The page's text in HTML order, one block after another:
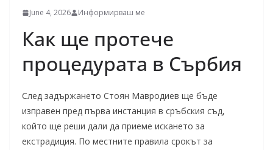
June 4, 2026 Информирваш ме
Как ще протече
процедурата в Сърбия
След задържането Стоян Мавродиев ще бъде
изправен пред първа инстанция в сръбския съд,
който ще реши дали да приеме искането за
екстрадиция. По местните правила срокът за